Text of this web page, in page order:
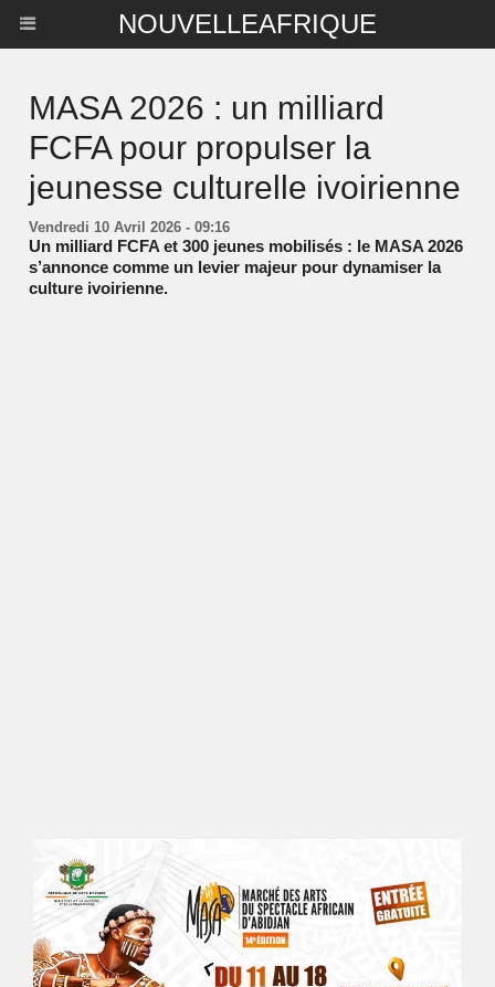
NOUVELLEAFRIQUE
MASA 2026 : un milliard
FCFA pour propulser la
jeunesse culturelle ivoirienne
Vendredi 10 Avril 2026 - 09:16
Un milliard FCFA et 300 jeunes mobilisés : le MASA 2026
s’annonce comme un levier majeur pour dynamiser la
culture ivoirienne.